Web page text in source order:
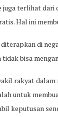
terlihat dari
Hal ini
di
bisa
rakyat
untuk
keputusan